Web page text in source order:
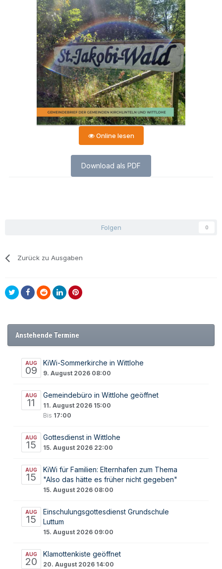
Online lesen
Download als PDF
Folgen 0
Zurück zu Ausgaben
Anstehende Termine
AUG
09
KiWi-Sommerkirche in Wittlohe
9. August 2026 08:00
AUG
11
Gemeindebüro in Wittlohe geöffnet
11. August 2026 15:00
Bis 17:00
AUG
15
Gottesdienst in Wittlohe
15. August 2026 22:00
AUG
15
KiWi für Familien: Elternhafen zum Thema
"Also das hätte es früher nicht gegeben"
15. August 2026 08:00
AUG
15
Einschulungsgottesdienst Grundschule
Luttum
15. August 2026 09:00
AUG
20
Klamottenkiste geöffnet
20. August 2026 14:00